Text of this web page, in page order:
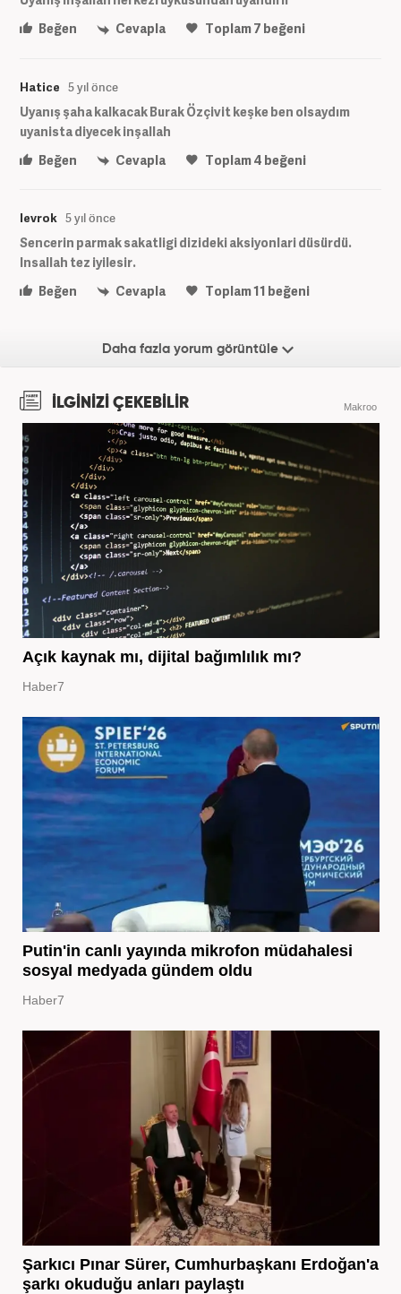
Beğen
Cevapla Toplam7 beğeni
Hatice 5 yıl önce
Uyanış şaha kalkacak Burak Özçivit keşke ben olsaydım
uyanista diyecek inşallah
Beğen
Cevapla Toplam4 beğeni
levrok 5 yıl önce
Sencerin parmak sakatligi dizideki aksiyonlari düsürdü.
Insallah tez iyilesir.
Beğen
Cevapla Toplam11 beğeni
Daha fazla yorum görüntüle
İLGİNİZİ ÇEKEBİLİR Makroo
Açık kaynak mı, dijital bağımlılık mı?
Haber7
Putin'in canlı yayında mikrofon müdahalesi
sosyal medyada gündem oldu
Haber7
Şarkıcı Pınar Sürer, Cumhurbaşkanı Erdoğan'a
şarkı okuduğu anları paylaştı